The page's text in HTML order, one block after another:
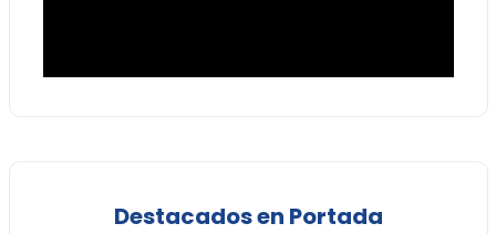
Destacados en Portada